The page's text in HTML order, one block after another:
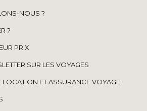
NOUS ?
?
PRIX
SUR LES VOYAGES
ET ASSURANCE VOYAGE